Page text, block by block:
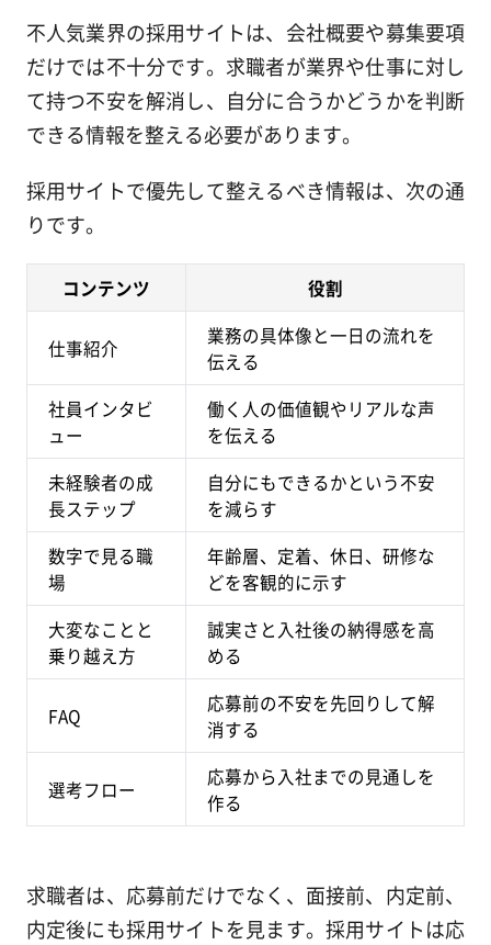
不人気業界の採用サイトは、会社概要や募集要項
だけでは不十分です。求職者が業界や仕事に対し
て持つ不安を解消し、自分に合うかどうかを判断
できる情報を整える必要があります。
採用サイトで優先して整えるべき情報は、次の通
りです。
コンテンツ 役割
仕事紹介
業務の具体像と一日の流れを
伝える
社員インタビ
ュー
働く人の価値観やリアルな声
を伝える
未経験者の成
長ステップ
自分にもできるかという不安
を減らす
数字で見る職
場
年齢層、定着、休日、研修な
どを客観的に示す
大変なことと
乗り越え方
誠実さと入社後の納得感を高
める
FAQ
応募前の不安を先回りして解
消する
選考フロー
応募から入社までの見通しを
作る
求職者は、応募前だけでなく、面接前、内定前、
内定後にも採用サイトを見ます。採用サイトは応